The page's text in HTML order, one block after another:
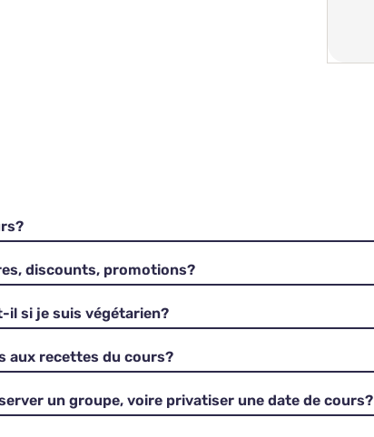
discounts, promotions?
il si je suis végétarien?
aux recettes du cours?
un groupe, voire privatiser une date de cours?